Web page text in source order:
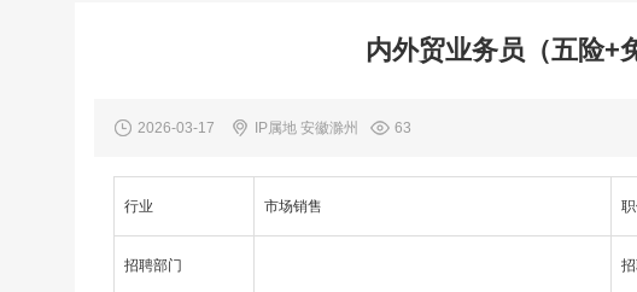
内外贸业务员（五险+
2026-03-17 IP属地 安徽滁州 63
行业 市场销售
招聘部门